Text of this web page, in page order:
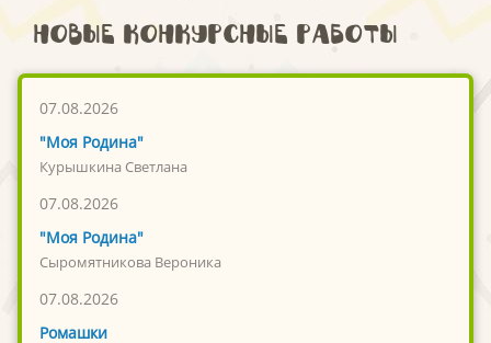
Новые конкурсные работы
07.08.2026
"Моя Родина"
Курышкина Светлана
07.08.2026
"Моя Родина"
Сыромятникова Вероника
07.08.2026
Ромашки